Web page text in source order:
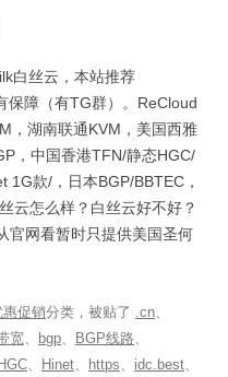
白丝云，本站推荐
保障（有TG群）。ReCloud
，湖南联通KVM，美国西雅
，中国香港TFN/静态HGC/
1G款/，日本BGP/BBTEC，
云怎么样？白丝云好不好？
官网看暂时只提供美国圣何
惠促销分类，被贴了 .cn、
宽、 bgp、 BGP线路、
HGC、 Hinet、 https、 idc.best、